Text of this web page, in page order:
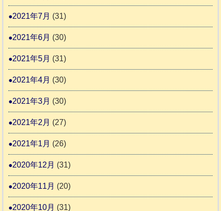
2021年7月 (31)
2021年6月 (30)
2021年5月 (31)
2021年4月 (30)
2021年3月 (30)
2021年2月 (27)
2021年1月 (26)
2020年12月 (31)
2020年11月 (20)
2020年10月 (31)